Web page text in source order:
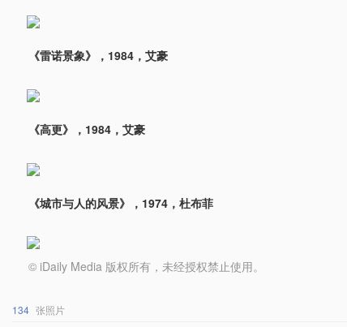
《雷诺景象》，1984，艾豪
《高更》，1984，艾豪
《城市与人的风景》，1974，杜布菲
© iDaily Media 版权所有，未经授权禁止使用。
134 张照片